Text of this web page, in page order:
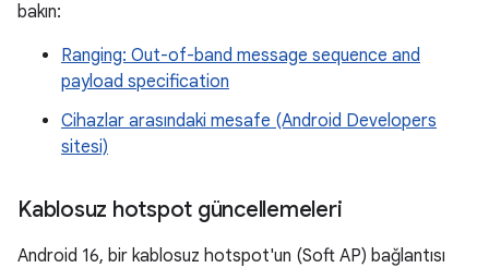
bakın:
Ranging: Out-of-band message sequence and
payload specification
Cihazlar arasındaki mesafe (Android Developers
sitesi)
Kablosuz hotspot güncellemeleri
Android 16, bir kablosuz hotspot'un (Soft AP) bağlantısı